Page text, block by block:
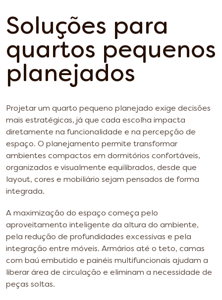
Soluções para
quartos pequenos
planejados
Projetar um quarto pequeno planejado exige decisões
mais estratégicas, já que cada escolha impacta
diretamente na funcionalidade e na percepção de
espaço. O planejamento permite transformar
ambientes compactos em dormitórios confortáveis,
organizados e visualmente equilibrados, desde que
layout, cores e mobiliário sejam pensados de forma
integrada.
A maximização do espaço começa pelo
aproveitamento inteligente da altura do ambiente,
pela redução de profundidades excessivas e pela
integração entre móveis. Armários até o teto, camas
com baú embutido e painéis multifuncionais ajudam a
liberar área de circulação e eliminam a necessidade de
peças soltas.